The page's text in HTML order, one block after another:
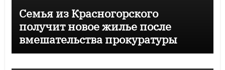
Семья из Красногорского
получит новое жилье после
вмешательства прокуратуры